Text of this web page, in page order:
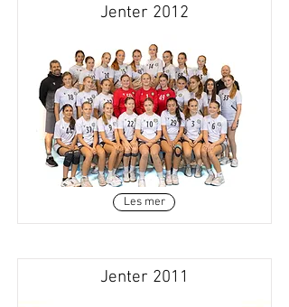
Jenter 2012
Les mer
Jenter 2011